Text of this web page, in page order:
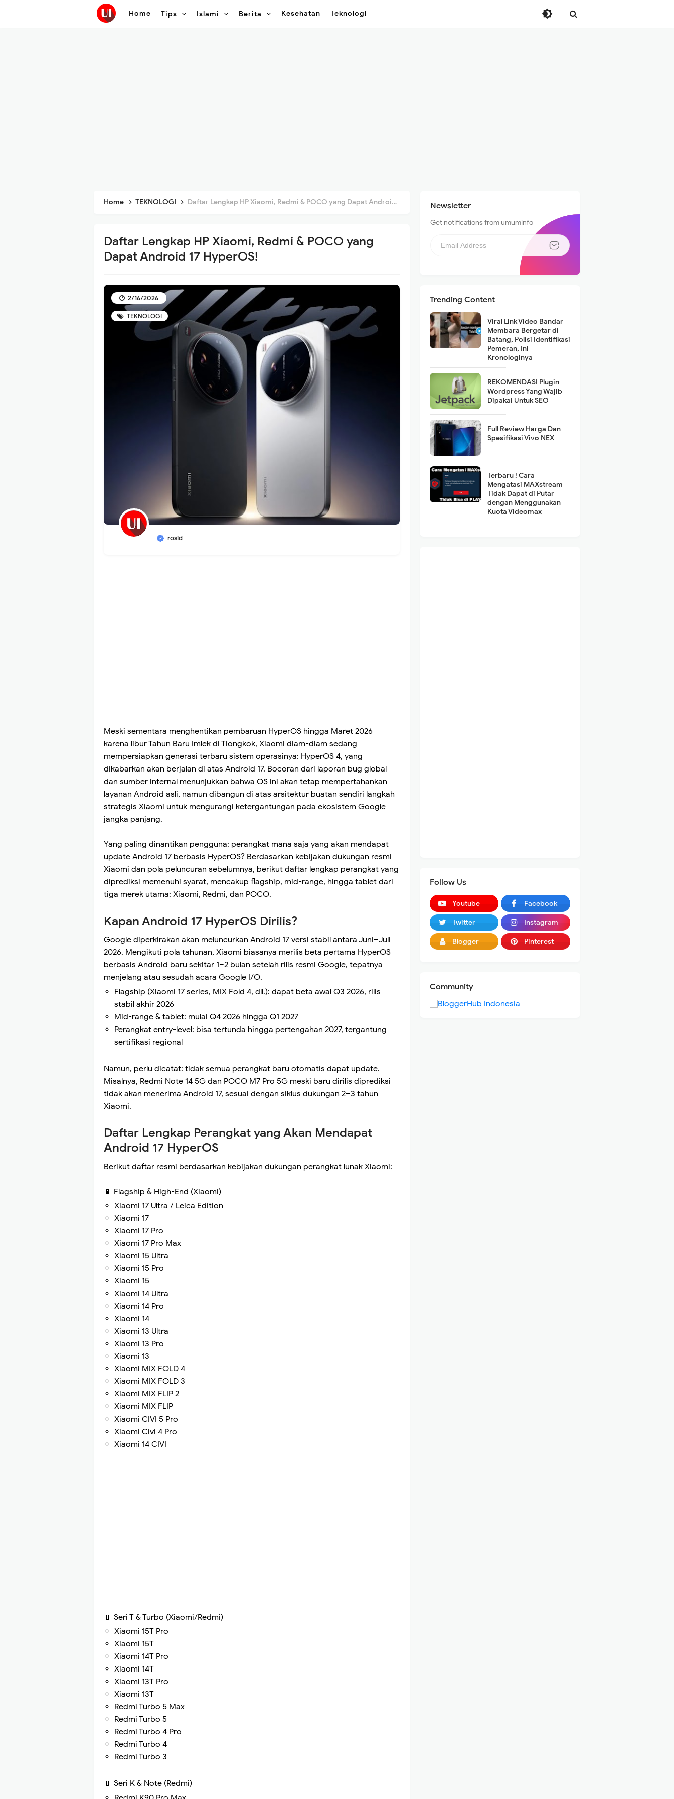
Home Tips Islami Berita Kesehatan Teknologi
Home TEKNOLOGI Daftar Lengkap HP Xiaomi, Redmi & POCO yang Dapat Android 17 HyperOS!
Daftar Lengkap HP Xiaomi, Redmi & POCO yang
Dapat Android 17 HyperOS!
TEKNOLOGI
rosid
2/16/2026
Meski sementara menghentikan pembaruan HyperOS hingga Maret 2026
karena libur Tahun Baru Imlek di Tiongkok, Xiaomi diam-diam sedang
mempersiapkan generasi terbaru sistem operasinya: HyperOS 4, yang
dikabarkan akan berjalan di atas Android 17. Bocoran dari laporan bug global
dan sumber internal menunjukkan bahwa OS ini akan tetap mempertahankan
layanan Android asli, namun dibangun di atas arsitektur buatan sendiri langkah
strategis Xiaomi untuk mengurangi ketergantungan pada ekosistem Google
jangka panjang.
Yang paling dinantikan pengguna: perangkat mana saja yang akan mendapat
update Android 17 berbasis HyperOS? Berdasarkan kebijakan dukungan resmi
Xiaomi dan pola peluncuran sebelumnya, berikut daftar lengkap perangkat yang
diprediksi memenuhi syarat, mencakup flagship, mid-range, hingga tablet dari
tiga merek utama: Xiaomi, Redmi, dan POCO.
Kapan Android 17 HyperOS Dirilis?
Google diperkirakan akan meluncurkan Android 17 versi stabil antara Juni–Juli
2026. Mengikuti pola tahunan, Xiaomi biasanya merilis beta pertama HyperOS
berbasis Android baru sekitar 1–2 bulan setelah rilis resmi Google, tepatnya
menjelang atau sesudah acara Google I/O.
Flagship (Xiaomi 17 series, MIX Fold 4, dll.): dapat beta awal Q3 2026, rilis
stabil akhir 2026
Mid-range & tablet: mulai Q4 2026 hingga Q1 2027
Perangkat entry-level: bisa tertunda hingga pertengahan 2027, tergantung
sertifikasi regional
Namun, perlu dicatat: tidak semua perangkat baru otomatis dapat update.
Misalnya, Redmi Note 14 5G dan POCO M7 Pro 5G meski baru dirilis diprediksi
tidak akan menerima Android 17, sesuai dengan siklus dukungan 2–3 tahun
Xiaomi.
Daftar Lengkap Perangkat yang Akan Mendapat
Android 17 HyperOS
Berikut daftar resmi berdasarkan kebijakan dukungan perangkat lunak Xiaomi:
📱 Flagship & High-End (Xiaomi)
Xiaomi 17 Ultra / Leica Edition
Xiaomi 17
Xiaomi 17 Pro
Xiaomi 17 Pro Max
Xiaomi 15 Ultra
Xiaomi 15 Pro
Xiaomi 15
Xiaomi 14 Ultra
Xiaomi 14 Pro
Xiaomi 14
Xiaomi 13 Ultra
Xiaomi 13 Pro
Xiaomi 13
Xiaomi MIX FOLD 4
Xiaomi MIX FOLD 3
Xiaomi MIX FLIP 2
Xiaomi MIX FLIP
Xiaomi CIVI 5 Pro
Xiaomi Civi 4 Pro
Xiaomi 14 CIVI
📱 Seri T & Turbo (Xiaomi/Redmi)
Xiaomi 15T Pro
Xiaomi 15T
Xiaomi 14T Pro
Xiaomi 14T
Xiaomi 13T Pro
Xiaomi 13T
Redmi Turbo 5 Max
Redmi Turbo 5
Redmi Turbo 4 Pro
Redmi Turbo 4
Redmi Turbo 3
📱 Seri K & Note (Redmi)
Newsletter
Get notifications from umuminfo
Trending Content
Viral Link Video Bandar
Membara Bergetar di
Batang, Polisi Identifikasi
Pemeran, Ini
Kronologinya
REKOMENDASI Plugin
Wordpress Yang Wajib
Dipakai Untuk SEO
Full Review Harga Dan
Spesifikasi Vivo NEX
Terbaru ! Cara
Mengatasi MAXstream
Tidak Dapat di Putar
dengan Menggunakan
Kuota Videomax
Follow Us
Youtube Facebook
Twitter Instagram
Blogger Pinterest
Community